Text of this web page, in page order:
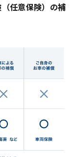
任意保険）の補